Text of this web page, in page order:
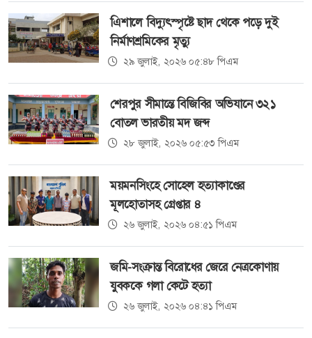
এিশালে বিদ্যুৎস্পৃষ্টে ছাদ থেকে পড়ে দুই
নির্মাণশ্রমিকের মৃত্যু
২৯ জুলাই, ২০২৬ ০৫:৪৮ পিএম
শেরপুর সীমান্তে বিজিবির অভিযানে ৩২১
বোতল ভারতীয় মদ জব্দ
২৮ জুলাই, ২০২৬ ০৫:৫৩ পিএম
ময়মনসিংহে সোহেল হত্যাকাণ্ডের
মূলহোতাসহ গ্রেপ্তার ৪
২৬ জুলাই, ২০২৬ ০৪:৫১ পিএম
জমি-সংক্রান্ত বিরোধের জেরে নেত্রকোণায়
যুবককে গলা কেটে হত্যা
২৬ জুলাই, ২০২৬ ০৪:৪১ পিএম